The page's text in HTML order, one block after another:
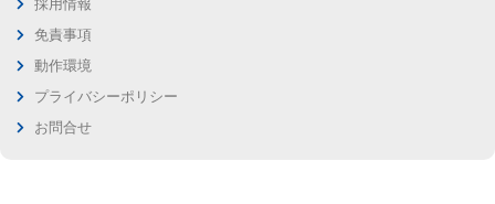
採用情報
免責事項
動作環境
プライバシーポリシー
お問合せ